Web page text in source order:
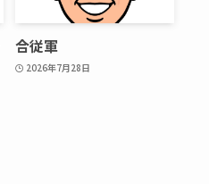
合従軍
2026年7月28日